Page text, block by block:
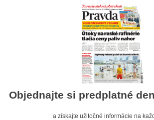
Objednajte si predplatné
a získajte užitočné informácie na